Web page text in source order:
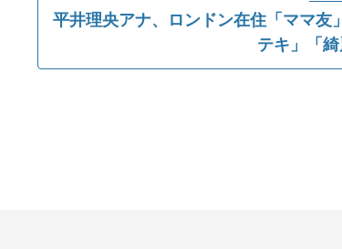
平井理央アナ、ロンドン在住「ママ
テキ」「綺